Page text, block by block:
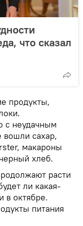
что сказал
продукты,
с неудачным
вошли сахар,
макароны
хлеб.
расти
ли какая-
в октябре.
питания